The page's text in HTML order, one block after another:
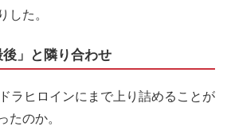
した。
後」と隣り合わせ
ラヒロインにまで上り詰めることが
たのか。